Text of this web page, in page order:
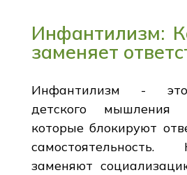
Инфантилизм:
заменяет
Инфантилизм - это
детского мышления
которые блокируют
заменяют